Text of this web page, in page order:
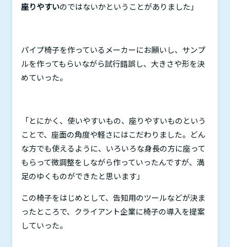
座りやすいのではないかということがありました」
パイプ椅子を作っているメーカーにお願いし、サンプ
ルを作ってもらいながら試行錯誤し、大きさや形を決
めていった。
「とにかく、使いやすいもの、座りやすいものという
ことで、座面の角度や軽さにはこだわりました。どん
な方でも使えるように、いろいろな身長の方に座って
もらって微調整をしながら作っていったんですが、満
足のゆくものができたと思います」
この椅子をはじめとして、告知用のツールなどが決ま
ったところで、クライアント企業に椅子の導入を提案
していった。